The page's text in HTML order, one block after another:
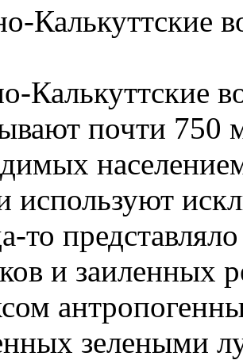
Калькуттские
Калькуттские
почти 750
используют
то
и заиленных
зелеными